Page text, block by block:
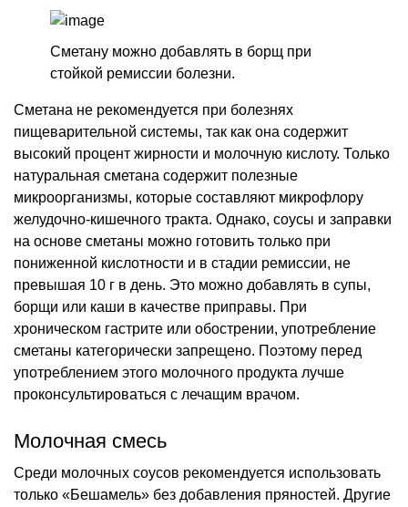
Сметану можно добавлять в борщ при
стойкой ремиссии болезни.
Сметана не рекомендуется при болезнях
пищеварительной системы, так как она содержит
высокий процент жирности и молочную кислоту. Только
натуральная сметана содержит полезные
микроорганизмы, которые составляют микрофлору
желудочно-кишечного тракта. Однако, соусы и заправки
на основе сметаны можно готовить только при
пониженной кислотности и в стадии ремиссии, не
превышая 10 г в день. Это можно добавлять в супы,
борщи или каши в качестве приправы. При
хроническом гастрите или обострении, употребление
сметаны категорически запрещено. Поэтому перед
употреблением этого молочного продукта лучше
проконсультироваться с лечащим врачом.
Молочная смесь
Среди молочных соусов рекомендуется использовать
только «Бешамель» без добавления пряностей. Другие